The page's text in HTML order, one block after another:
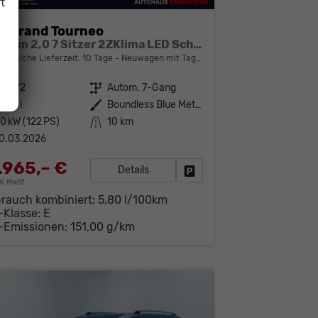
Grand Tourneo
Titanium 2,0 7 Sitzer 2ZKlima LED Scheinwerfer Anhängerkupplung Sitzheizung Einparkhilfe Kamera 17 Zoll Leichtmetall ACC
Lieferzeit:10 Tage Neuwagen mit Tageszulassung
142172 Getriebe Autom. 7-Gang
Diesel Außenfarbe
Boundless Blue Metallic
kW (122 PS) Kilometerstand 10 km
€
MwSt.
Details
kombiniert: 5,80 l/100km
Klasse: E
Emissionen:151,00 g/km